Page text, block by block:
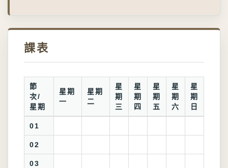
課表
節
次/
星期
星期
一
星期
二
星
期
三
星
期
四
星
期
五
星
期
六
星
期
日
01
02
03